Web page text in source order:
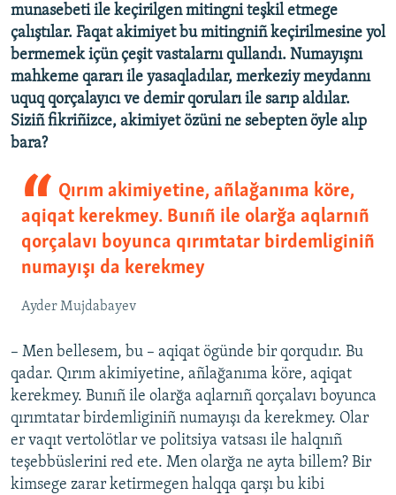
munasebeti ile keçirilgen mitingni teşkil etmege
çalıştılar. Faqat akimiyet bu mitingniñ keçirilmesine yol
bermemek içün çeşit vastalarnı qullandı. Numayışnı
mahkeme qararı ile yasaqladılar, merkeziy meydannı
uquq qorçalayıcı ve demir qoruları ile sarıp aldılar.
Siziñ fikriñizce, akimiyet özüni ne sebepten öyle alıp
bara?
Qırım akimiyetine, añlağanıma köre,
aqiqat kerekmey. Bunıñ ile olarğa aqlarnıñ
qorçalavı boyunca qırımtatar birdemliginiñ
numayışı da kerekmey
Ayder Mujdabayev
– Men bellesem, bu – aqiqat ögünde bir qorqudır. Bu
qadar. Qırım akimiyetine, añlağanıma köre, aqiqat
kerekmey. Bunıñ ile olarğa aqlarnıñ qorçalavı boyunca
qırımtatar birdemliginiñ numayışı da kerekmey. Olar
er vaqıt vertolötlar ve politsiya vatsası ile halqnıñ
teşebbüslerini red ete. Men olarğa ne ayta billem? Bir
kimsege zarar ketirmegen halqqa qarşı bu kibi